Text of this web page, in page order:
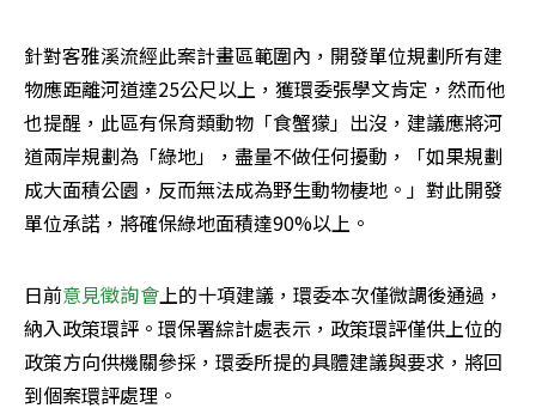
針對客雅溪流經此案計畫區範圍內，開發單位規劃所有建
物應距離河道達25公尺以上，獲環委張學文肯定，然而他
也提醒，此區有保育類動物「食蟹獴」出沒，建議應將河
道兩岸規劃為「綠地」，盡量不做任何擾動，「如果規劃
成大面積公園，反而無法成為野生動物棲地。」對此開發
單位承諾，將確保綠地面積達90%以上。
日前意見徵詢會上的十項建議，環委本次僅微調後通過，
納入政策環評。環保署綜計處表示，政策環評僅供上位的
政策方向供機關參採，環委所提的具體建議與要求，將回
到個案環評處理。